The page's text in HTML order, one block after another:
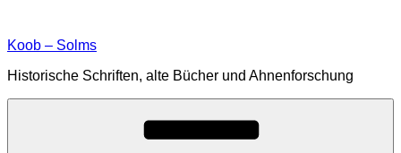
springen
Koob – Solms
Historische Schriften, alte Bücher und Ahnenforschung